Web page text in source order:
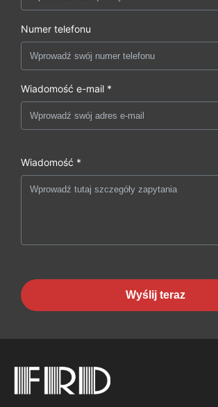
Numer telefonu
Wiadomość e-mail *
Wiadomość *
Wyślij teraz